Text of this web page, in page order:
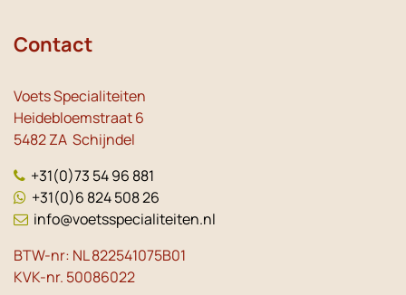
Contact
Voets Specialiteiten
Heidebloemstraat 6
5482 ZA Schijndel
+31(0)73 54 96 881
+31(0)6 824 508 26
info@voetsspecialiteiten.nl
BTW-nr: NL 822541075B01
KVK-nr. 50086022